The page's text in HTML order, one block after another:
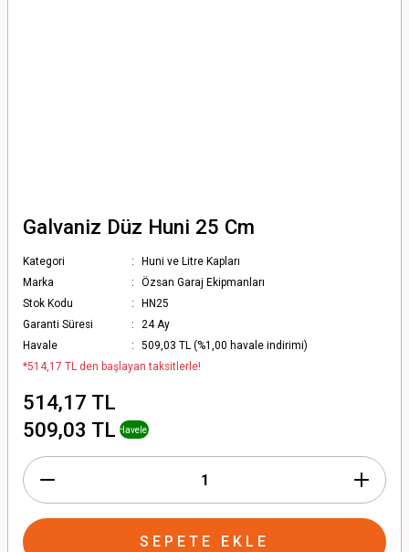
Galvaniz Düz Huni 25 Cm
Kategori
Huni ve Litre Kapları
Marka
Özsan Garaj Ekipmanları
Stok Kodu
HN25
Garanti Süresi
24 Ay
Havale
509,03 TL (%1,00 havale indirimi)
*514,17 TL den başlayan taksitlerle!
514,17 TL
509,03 TL Havele
SEPETE EKLE